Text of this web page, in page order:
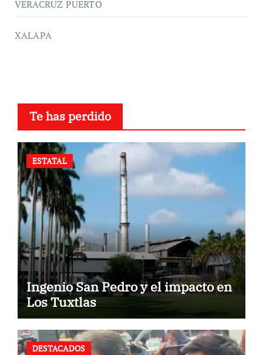
VERACRUZ PUERTO
XALAPA
Te has perdido
ESTATAL
Ingenio San Pedro y el impacto en
Los Tuxtlas
DESTACADOS